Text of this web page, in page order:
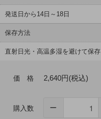
発送日から14日～18日
保存方法
直射日光・高温多湿を避けて保存
価 格 2,640円(税込)
購入数